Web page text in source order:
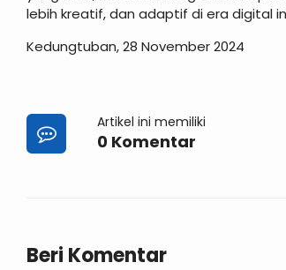
lebih kreatif, dan adaptif di era digital
Kedungtuban, 28 November 2024
Artikel ini memiliki
0 Komentar
Beri Komentar